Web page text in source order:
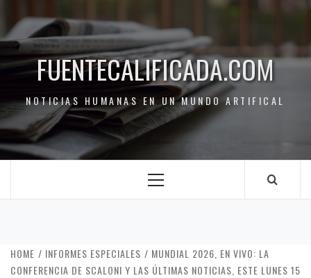
FUENTECALIFICADA.COM
NOTICIAS HUMANAS EN UN MUNDO ARTIFICAL
HOME INFORMES ESPECIALES
MUNDIAL 2026, EN VIVO: LA
CONFERENCIA DE SCALONI Y LAS ÚLTIMAS NOTICIAS, ESTE LUNES 15